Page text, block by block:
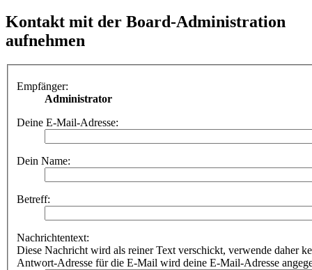
Kontakt mit der Board-Administration
aufnehmen
Empfänger:
Administrator
Deine E-Mail-Adresse:
Dein Name:
Betreff:
Nachrichtentext:
Diese Nachricht wird als reiner Text verschickt, verwende daher
Antwort-Adresse für die E-Mail wird deine E-Mail-Adresse